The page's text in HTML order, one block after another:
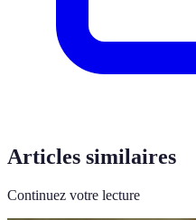
Articles similaires
Continuez votre lecture